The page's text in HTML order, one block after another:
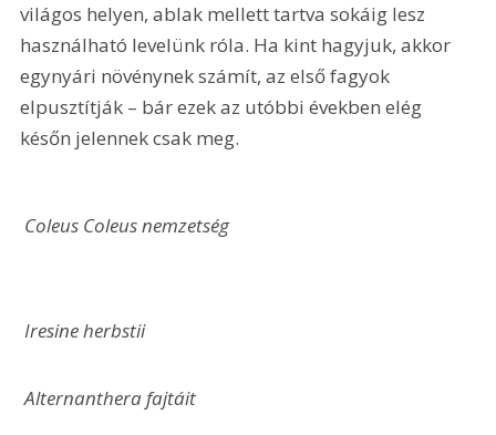
világos helyen, ablak mellett tartva sokáig lesz
használható levelünk róla. Ha kint hagyjuk, akkor
egynyári növénynek számít, az első fagyok
elpusztítják – bár ezek az utóbbi években elég
későn jelennek csak meg.
Coleus Coleus nemzetség
Iresine herbstii
Alternanthera fajtáit